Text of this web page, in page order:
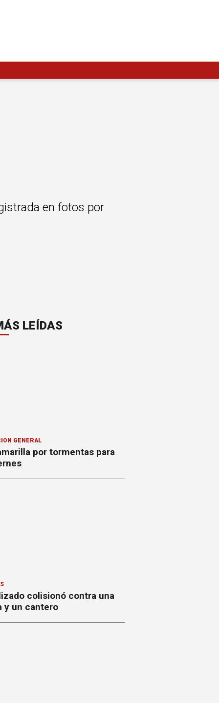
en fotos por
LEÍDAS
GENERAL
por tormentas para
colisionó contra una
y un cantero